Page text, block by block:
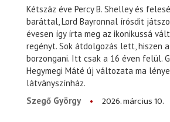
Kétszáz éve Percy B. Shelley és
baráttal, Lord Bayronnal írósdit
évesen így írta meg az ikonikussá
regényt. Sok átdolgozás lett, hiszen
borzongani. Itt csak a 16 éven felül.
Hegymegi Máté új változata ma
látványszínház.
Szegő György
2026. március 10.